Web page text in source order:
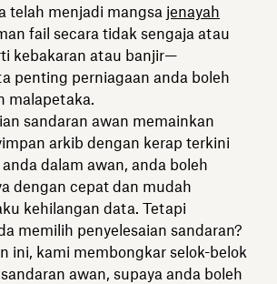
telah menjadi mangsa jenayah
fail secara tidak sengaja atau
kebakaran atau banjir—
penting perniagaan anda boleh
malapetaka.
sandaran awan memainkan
arkib dengan kerap terkini
dalam awan, anda boleh
dengan cepat dan mudah
kehilangan data. Tetapi
memilih penyelesaian sandaran?
ini, kami membongkar selok-belok
awan, supaya anda boleh